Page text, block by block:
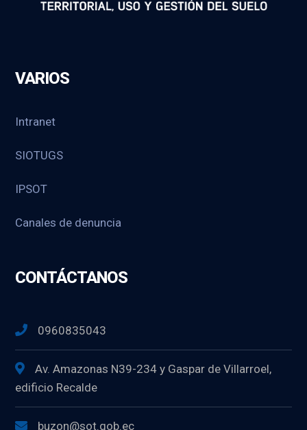
VARIOS
Intranet
SIOTUGS
IPSOT
Canales de denuncia
CONTÁCTANOS
0960835043
Av. Amazonas N39-234 y Gaspar de Villarroel,
edificio Recalde
buzon@sot.gob.ec